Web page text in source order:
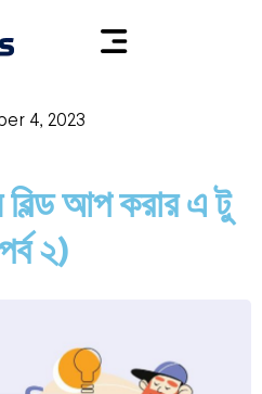
4, 2023
বিল্ড আপ করার এ টু
২)